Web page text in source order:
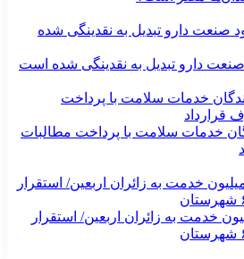
خدمات سلامت با پرداخت مطالبات
بیش از ۱.۷ میلیون خدمت به زائران اربعین/ استقرار